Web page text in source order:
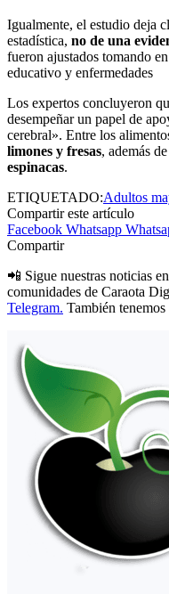
Igualmente, el estudio deja
estadística, no de una
fueron ajustados tomando
educativo y enfermedades
Los expertos concluyeron
desempeñar un papel de
cerebral». Entre los
limones y fresas, además
espinacas.
ETIQUETADO:Adultos
Compartir este artículo
Facebook Whatsapp
Compartir
📲 Sigue nuestras noticias
comunidades de Caraota
Telegram. También tenemos